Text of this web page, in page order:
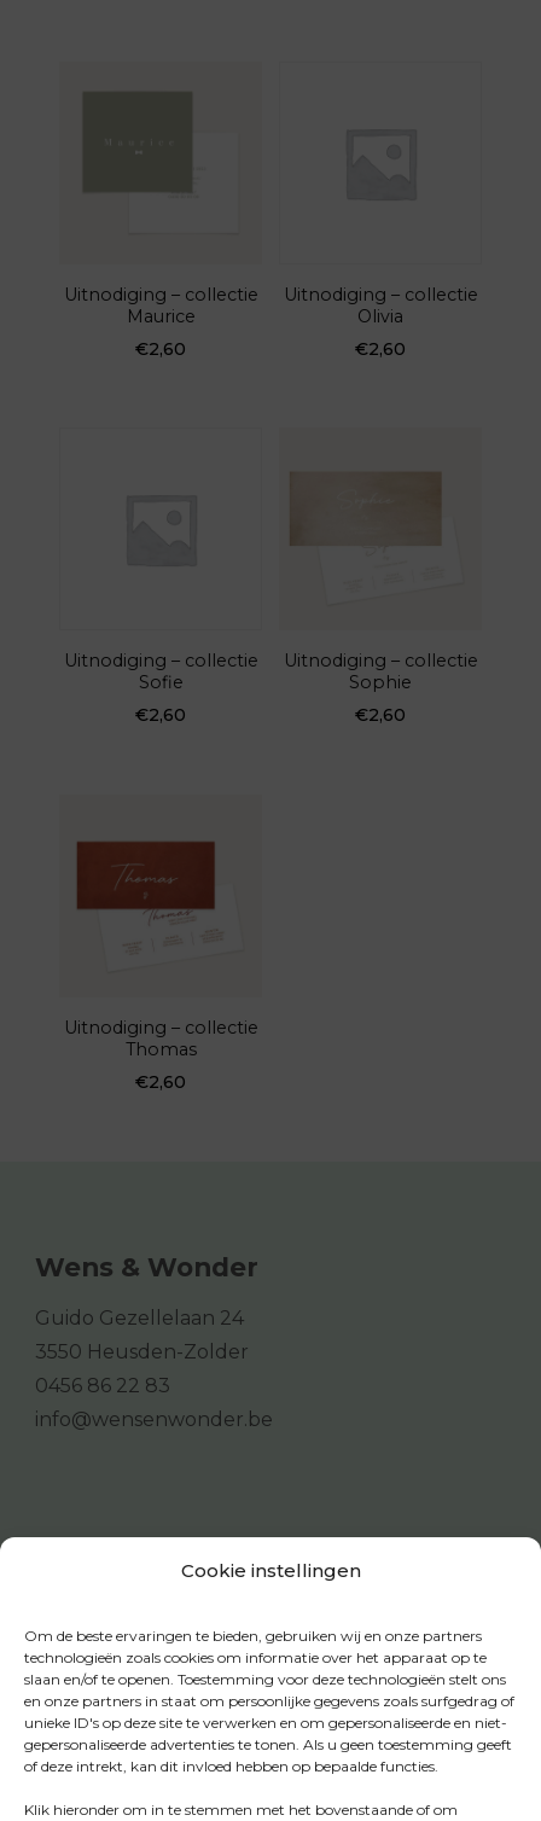
Cookie instellingen
Om de beste ervaringen te bieden, gebruiken wij en onze partners
technologieën zoals cookies om informatie over het apparaat op te
slaan en/of te openen. Toestemming voor deze technologieën stelt ons
en onze partners in staat om persoonlijke gegevens zoals surfgedrag of
unieke ID's op deze site te verwerken en om gepersonaliseerde en niet-
gepersonaliseerde advertenties te tonen. Als u geen toestemming geeft
of deze intrekt, kan dit invloed hebben op bepaalde functies.
Klik hieronder om in te stemmen met het bovenstaande of om
Uitnodiging – collectie
Maurice
€2,60
Uitnodiging – collectie
Olivia
€2,60
Uitnodiging – collectie
Sofie
€2,60
Uitnodiging – collectie
Sophie
€2,60
Uitnodiging – collectie
Thomas
€2,60
Wens & Wonder
Guido Gezellelaan 24
3550 Heusden-Zolder
0456 86 22 83
info@wensenwonder.be